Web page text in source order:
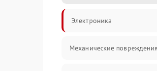
Электроника
Механические повреждения